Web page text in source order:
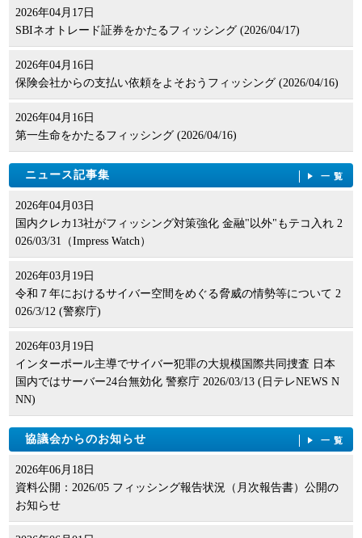
2026年04月17日
SBIネオトレード証券をかたるフィッシング (2026/04/17)
2026年04月16日
保険会社からの支払い依頼をよそおうフィッシング (2026/04/16)
2026年04月16日
第一生命をかたるフィッシング (2026/04/16)
ニュース記事集 一覧
2026年04月03日
国内クレカ13社がフィッシング対策強化 金融"以外"もテコ入れ 2
026/03/31（Impress Watch）
2026年03月19日
令和７年におけるサイバー空間をめぐる脅威の情勢等について 2
026/3/12 (警察庁)
2026年03月19日
インターポール主導でサイバー犯罪の大規模国際共同捜査 日本
国内ではサーバー24台無効化 警察庁 2026/03/13 (日テレNEWS N
NN)
協議会からのお知らせ 一覧
2026年06月18日
資料公開：2026/05 フィッシング報告状況（月次報告書）公開の
お知らせ